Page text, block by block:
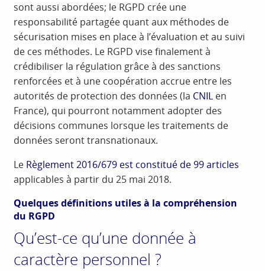
sont aussi abordées; le RGPD crée une
responsabilité partagée quant aux méthodes de
sécurisation mises en place à l’évaluation et au suivi
de ces méthodes. Le RGPD vise finalement à
crédibiliser la régulation grâce à des sanctions
renforcées et à une coopération accrue entre les
autorités de protection des données (la CNIL en
France), qui pourront notamment adopter des
décisions communes lorsque les traitements de
données seront transnationaux.
Le Règlement 2016/679 est constitué de 99 articles
applicables à partir du 25 mai 2018.
Quelquesdéfinitions utiles à la compréhension
du RGPD
Qu’est-ce qu’une donnée à
caractère personnel ?